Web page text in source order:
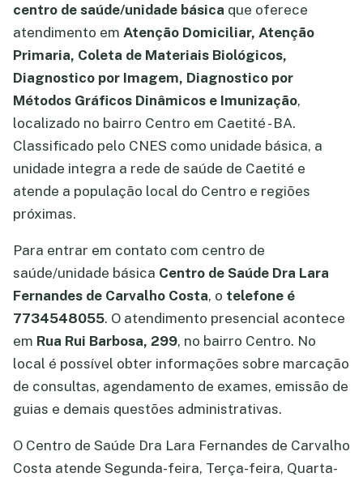
centro de saúde/unidade básica que oferece
atendimento em Atenção Domiciliar, Atenção
Primaria, Coleta de Materiais Biológicos,
Diagnostico por Imagem, Diagnostico por
Métodos Gráficos Dinâmicos e Imunização,
localizado no bairro Centro em Caetité - BA.
Classificado pelo CNES como unidade básica, a
unidade integra a rede de saúde de Caetité e
atende a população local do Centro e regiões
próximas.
Para entrar em contato com centro de
saúde/unidade básica Centro de Saúde Dra Lara
Fernandes de Carvalho Costa, o telefone é
7734548055. O atendimento presencial acontece
em Rua Rui Barbosa, 299, no bairro Centro. No
local é possível obter informações sobre marcação
de consultas, agendamento de exames, emissão de
guias e demais questões administrativas.
O Centro de Saúde Dra Lara Fernandes de Carvalho
Costa atende Segunda-feira, Terça-feira, Quarta-